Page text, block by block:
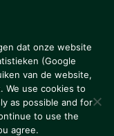
Disclaimer
dat onze website
(Google
van de website,
We use cookies to
as possible and for
to use the
agree.